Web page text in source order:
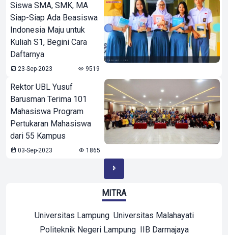
Siswa SMA, SMK, MA
Siap-Siap Ada Beasiswa
Indonesia Maju untuk
Kuliah S1, Begini Cara
Daftarnya
23-Sep-2023 9519
Rektor UBL Yusuf
Barusman Terima 101
Mahasiswa Program
Pertukaran Mahasiswa
dari 55 Kampus
03-Sep-2023 1865
MITRA
Universitas Lampung Universitas Malahayati
Politeknik Negeri Lampung IIB Darmajaya